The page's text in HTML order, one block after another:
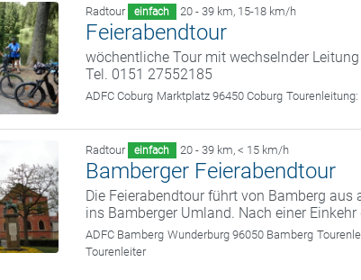
Radtour einfach 20 - 39 km, 15-18 km/h
Feierabendtour
wöchentliche Tour mit wechselnder
Tel. 0151 27552185
ADFC Coburg Marktplatz 96450 Coburg Tourenleitung:
Radtour einfach 20 - 39 km, < 15 km/h
Bamberger Feierabendtour
Die Feierabendtour führt von Bamberg aus
ins Bamberger Umland. Nach einer
ADFC Bamberg Wunderburg 96050 Bamberg
Tourenleiter